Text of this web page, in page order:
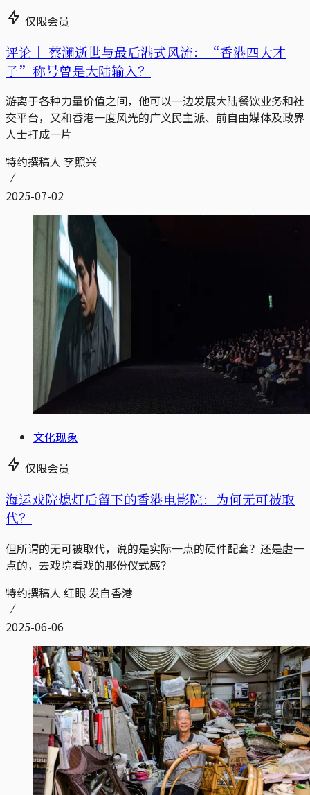
仅限会员
评论｜ 蔡澜逝世与最后港式风流：“香港四大才
子”称号曾是大陆输入？
游离于各种力量价值之间，他可以一边发展大陆餐饮业务和社
交平台，又和香港一度风光的广义民主派、前自由媒体及政界
人士打成一片
特约撰稿人 李照兴
2025-07-02
文化现象
仅限会员
海运戏院熄灯后留下的香港电影院：为何无可被取
代？
但所谓的无可被取代，说的是实际一点的硬件配套？还是虚一
点的，去戏院看戏的那份仪式感？
特约撰稿人 红眼 发自香港
2025-06-06